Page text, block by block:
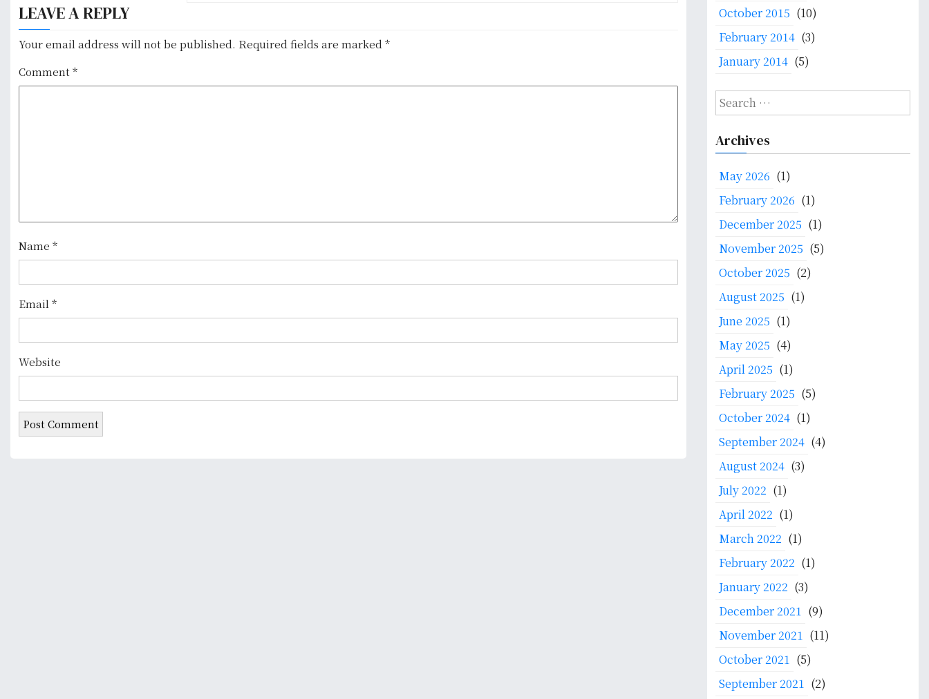
s
t
n
i
o
n
LEAVE A REPLY
Your email address will not be published. Required fields are marked *
Comment*
Name *
Email *
Website
October 2015 (10)
February 2014 (3)
January 2014 (5)
S
e
r
h
Archives
May 2026 (1)
February 2026 (1)
December 2025 (1)
November 2025 (5)
October 2025 (2)
August 2025 (1)
June 2025 (1)
May 2025 (4)
April 2025 (1)
February 2025 (5)
October 2024 (1)
September 2024 (4)
August 2024 (3)
July 2022 (1)
April 2022 (1)
March 2022 (1)
February 2022 (1)
January 2022 (3)
December 2021 (9)
November 2021 (11)
October 2021 (5)
September 2021 (2)